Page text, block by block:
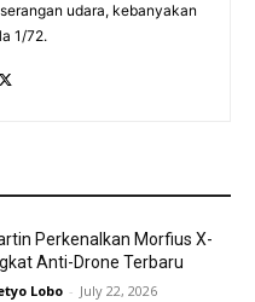
udara, kebanyakan
1/72.
Perkenalkan Morfius X-
Anti-Drone Terbaru
Lobo - July 22, 2026